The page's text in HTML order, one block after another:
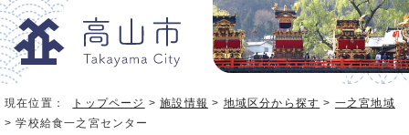
現在位置： トップページ >施設情報 > 地域区分から探す > 一之宮地域
> 学校給食一之宮センター